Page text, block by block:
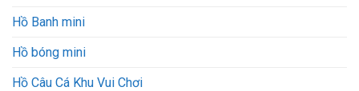
Hồ Banh mini
Hồ bóng mini
Hồ Câu Cá Khu Vui Chơi